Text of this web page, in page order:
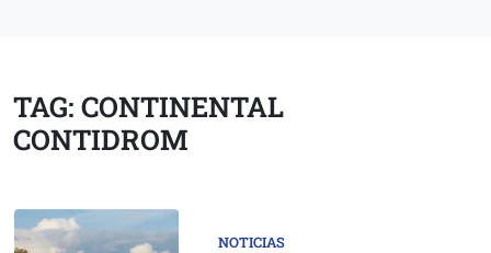
TAG: CONTINENTAL
CONTIDROM
NOTICIAS